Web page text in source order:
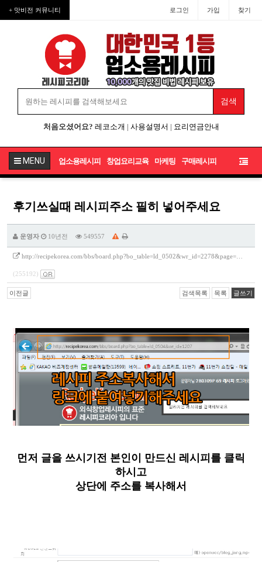
+ 맛비전 커뮤니티 로그인 가입 찾기
처음오셨어요? 레코소개 | 사용설명서 | 요리연금안내
MENU 업소용레시피 창업요리교육 마케팅 구매레시피
후기쓰실때 레시피주소 필히 넣어주세요
운영자 10년전 549557
http://recipekorea.com/bbs/board.php?bo_table=ld_0502&wr_id=2278&page=…
(255192)
이전글 검색목록 목록 글쓰기
먼저 글을 쓰시기전 본인이 만드신 레시피를 클릭
하시고
상단에 주소를 복사해서